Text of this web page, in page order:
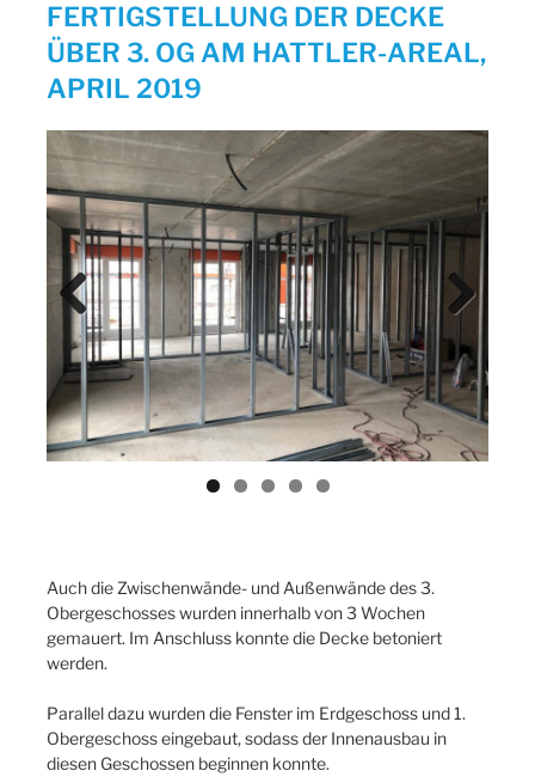
FERTIGSTELLUNG DER DECKE
ÜBER 3. OG AM HATTLER-AREAL,
APRIL 2019
Previ
ous
Auch die Zwischenwände- und Außenwände des 3.
Obergeschosses wurden innerhalb von 3 Wochen
gemauert. Im Anschluss konnte die Decke betoniert
werden.
Parallel dazu wurden die Fenster im Erdgeschoss und 1.
Obergeschoss eingebaut, sodass der Innenausbau in
diesen Geschossen beginnen konnte.